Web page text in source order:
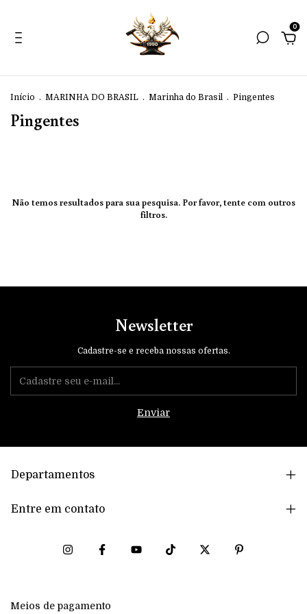
0
Início . MARINHA DO BRASIL . Marinha do Brasil . Pingentes
Pingentes
Não temos resultados para sua pesquisa. Por favor, tente com outros
filtros.
Newsletter
Cadastre-se e receba nossas ofertas.
Departamentos
Entre em contato
Meios de pagamento